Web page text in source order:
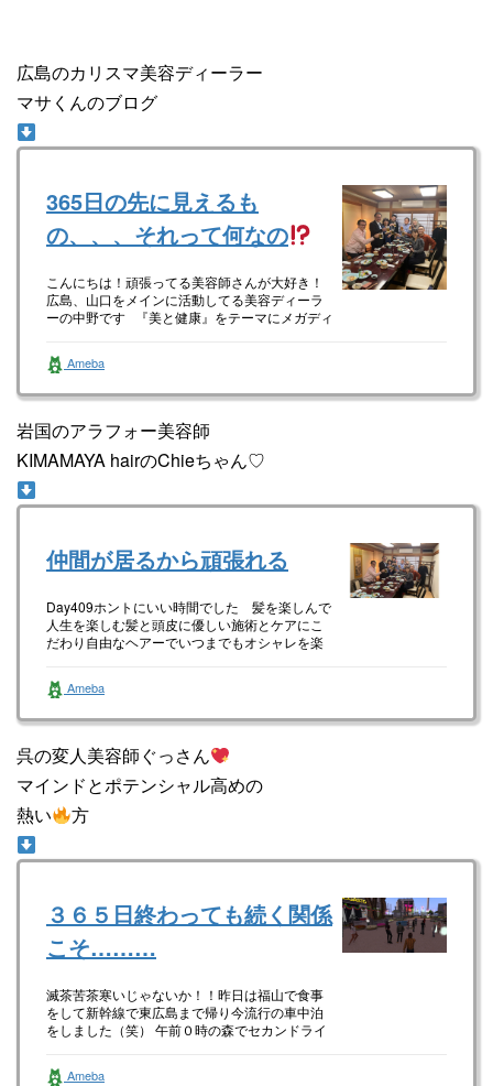
広島のカリスマ美容ディーラー
マサくんのブログ
365日の先に見えるも
の、、、それって何なの
こんにちは！頑張ってる美容師さんが大好き！
広島、山口をメインに活動してる美容ディーラ
ーの中野です 『美と健康』をテーマにメガディ
Ameba
岩国のアラフォー美容師
KIMAMAYA hairのChieちゃん♡
仲間が居るから頑張れる
Day409ホントにいい時間でした 髪を楽しんで
人生を楽しむ髪と頭皮に優しい施術とケアにこ
だわり自由なヘアーでいつまでもオシャレを楽
Ameba
呉の変人美容師ぐっさん
マインドとポテンシャル高めの
熱い
方
３６５日終わっても続く関係
こそ………
滅茶苦茶寒いじゃないか！！昨日は福山で食事
をして新幹線で東広島まで帰り今流行の車中泊
をしました（笑） 午前０時の森でセカンドライ
Ameba